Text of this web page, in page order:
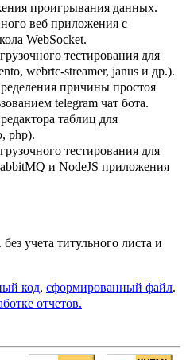
проигрывания данных.
веб приложения с
WebSocket.
тестирования для
webrtc-streamer, janus и др.).
причины простоя
telegram чат бота.
таблиц для
php).
тестирования для
и NodeJS приложения
учета титульного листа и
код, сформированный файл.
отчетов.